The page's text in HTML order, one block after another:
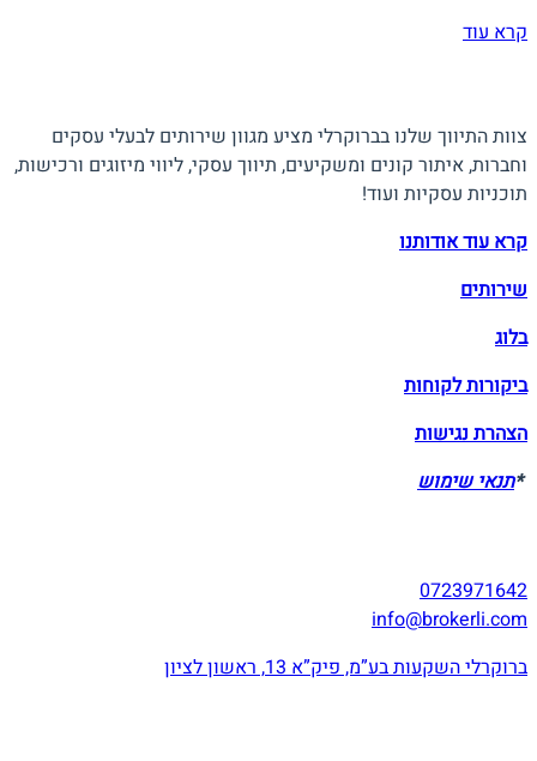
קרא עוד
צוות התיווך שלנו בברוקרלי מציע מגוון שירותים לבעלי עסקים
וחברות, איתור קונים ומשקיעים, תיווך עסקי, ליווי מיזוגים ורכישות,
תוכניות עסקיות ועוד!
קרא עוד אודותנו
שירותים
בלוג
ביקורות לקוחות
הצהרת נגישות
*תנאי שימוש
0723971642
info@brokerli.com
ברוקרלי השקעות בע”מ, פיק”א 13, ראשון לציון